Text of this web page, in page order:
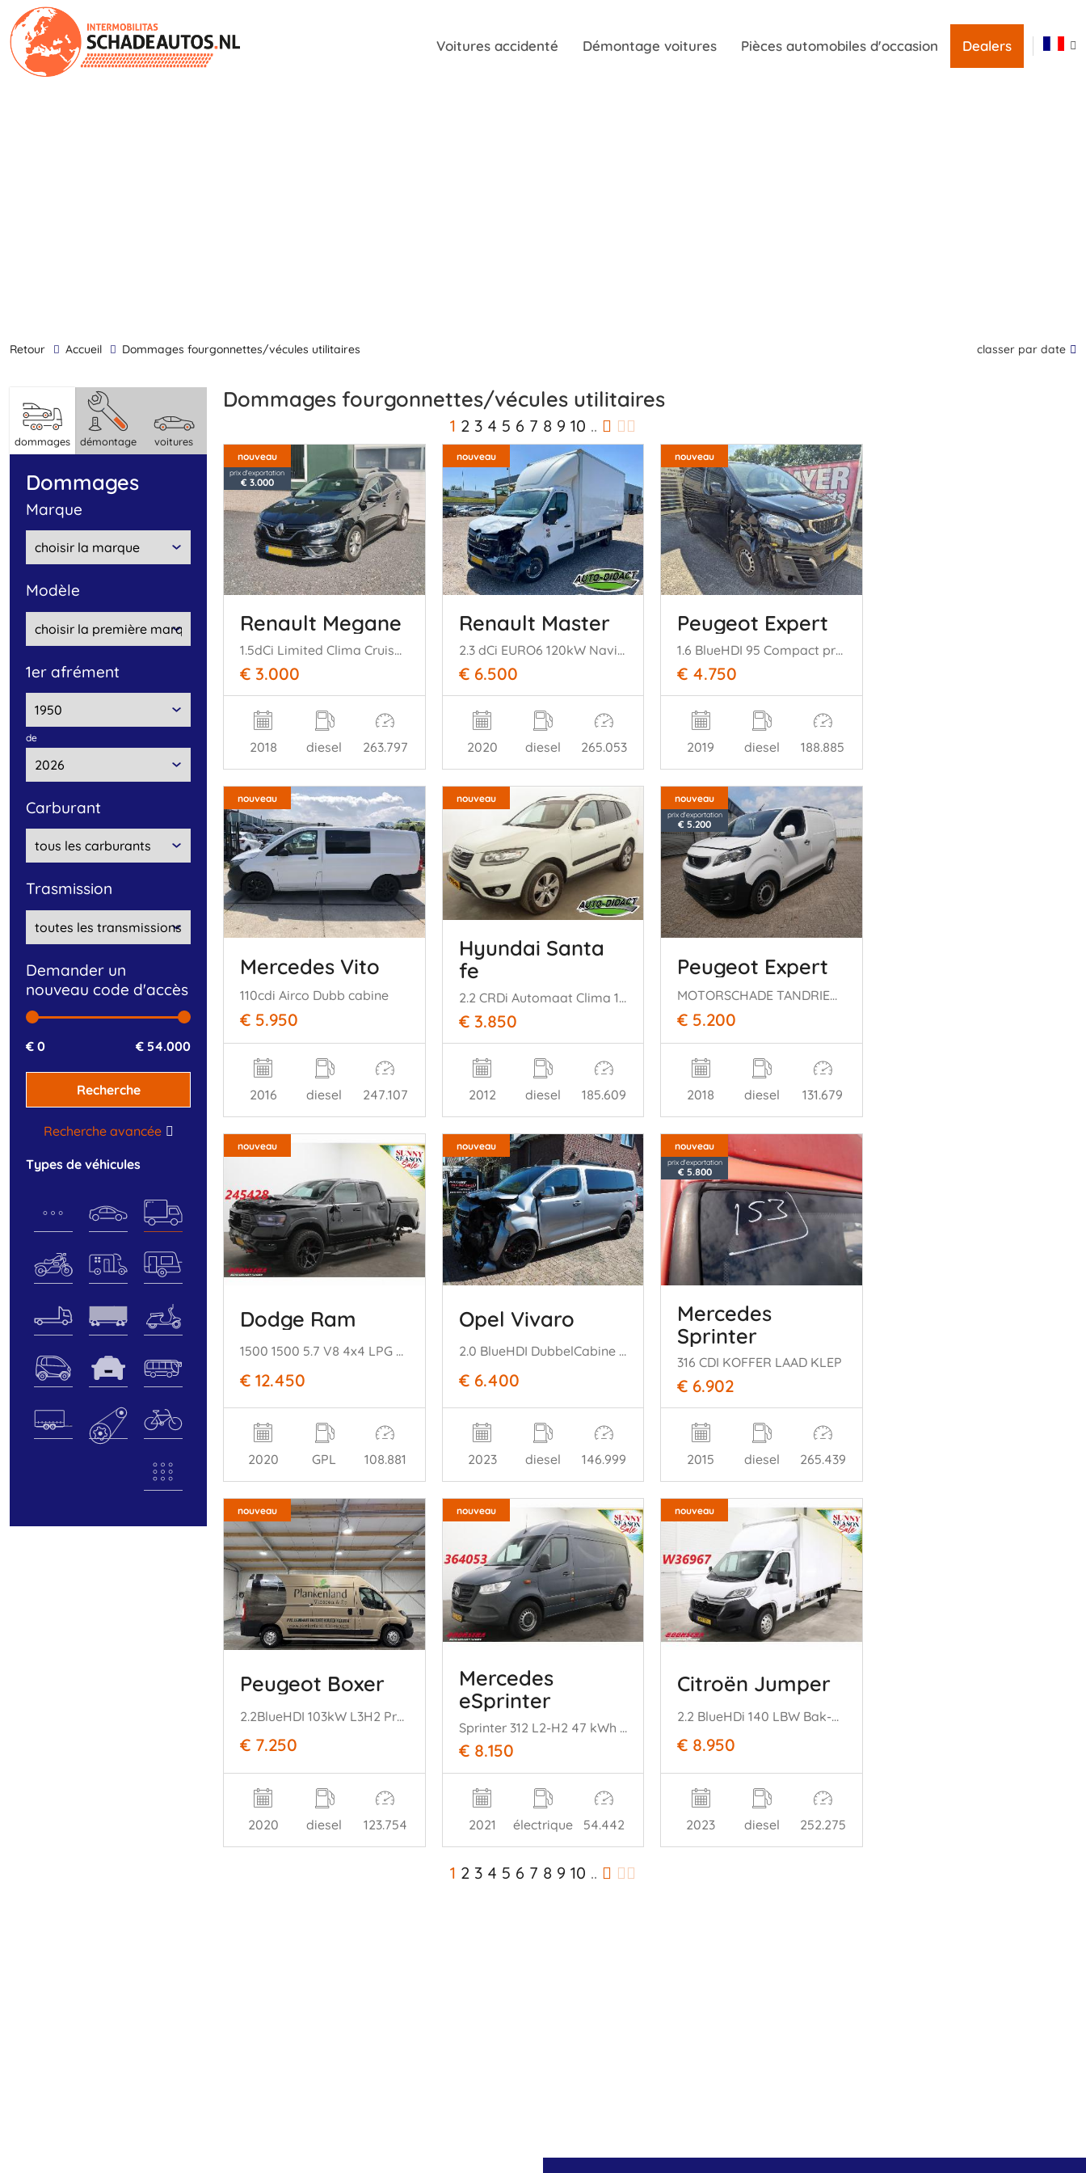
Voitures accidenté Démontage voitures Pièces automobiles d'occasion Dealers
retour Accueil dommages fourgonnettes/vécules utilitaires classer par date
dommages démontage voitures
dommages
marque
modèle
1er afrément
de
carburant
trasmission
Demander un
nouveau code d'accès
€ 0 € 54.000
Recherche
Recherche avancée
types de véhicules
dommages fourgonnettes/vécules utilitaires
1 2 3 4 5 6 7 8 9 10 ..
nouveau
prix d'exportation
€ 3.000
Renault Megane
1.5dCi Limited Clima Cruise Navi
€ 3.000
2018 diesel 263.797
nouveau
Renault Master
2.3 dCi EURO6 120kW Navi Airco T35 165 L3 Energy
€ 6.500
2020 diesel 265.053
nouveau
Peugeot Expert
1.6 BlueHDI 95 Compact premium
€ 4.750
2019 diesel 188.885
nouveau
Mercedes Vito
110cdi Airco Dubb cabine
€ 5.950
2016 diesel 247.107
nouveau
Hyundai Santa
fe
2.2 CRDi Automaat Clima 145 kW
€ 3.850
2012 diesel 185.609
nouveau
prix d'exportation
€ 5.200
Peugeot Expert
MOTORSCHADE TANDRIEM GEBROKEN
€ 5.200
2018 diesel 131.679
nouveau
Dodge Ram
1500 1500 5.7 V8 4x4 LPG Crew Cab Laramie Pano LED ACC SBL Camera AHK
€ 12.450
2020 GPL 108.881
nouveau
Opel Vivaro
2.0 BlueHDI DubbelCabine Automaat
€ 6.400
2023 diesel 146.999
nouveau
prix d'exportation
€ 5.800
Mercedes
Sprinter
316 CDI KOFFER LAAD KLEP
€ 6.902
2015 diesel 265.439
nouveau
Peugeot Boxer
2.2BlueHDI 103kW L3H2 Premium
€ 7.250
2020 diesel 123.754
nouveau
Mercedes
eSprinter
Sprinter 312 L2-H2 47 kWh Airco Camera SHZ
€ 8.150
2021 électrique 54.442
nouveau
Citroën Jumper
2.2 BlueHDi 140 LBW Bak-Klep Dhollandia Clima Cruise Camera
€ 8.950
2023 diesel 252.275
1 2 3 4 5 6 7 8 9 10 ..